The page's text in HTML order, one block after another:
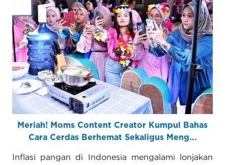
Meriah! Moms Content Creator Kumpul Bahas
Cara Cerdas Berhemat Sekaligus Meng...
Inflasi pangan di Indonesia mengalami lonjakan